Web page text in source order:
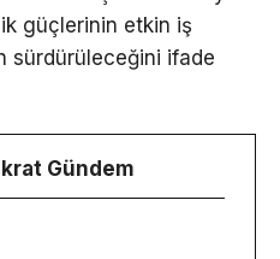
güçlerinin etkin iş
sürdürüleceğini ifade
Gündem